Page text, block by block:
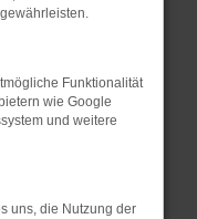
privaten
Stand
Funktionalität
wie Google
und weitere
uns, die Nutzung der